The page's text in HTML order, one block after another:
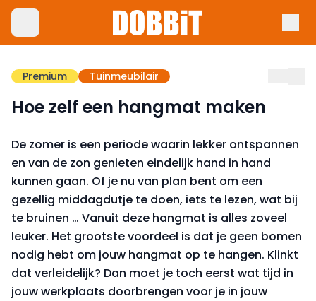
Premium Tuinmeubilair
Hoe zelf een hangmat maken
De zomer is een periode waarin lekker ontspannen
en van de zon genieten eindelijk hand in hand
kunnen gaan. Of je nu van plan bent om een
gezellig middagdutje te doen, iets te lezen, wat bij
te bruinen … Vanuit deze hangmat is alles zoveel
leuker. Het grootste voordeel is dat je geen bomen
nodig hebt om jouw hangmat op te hangen. Klinkt
dat verleidelijk? Dan moet je toch eerst wat tijd in
jouw werkplaats doorbrengen voor je in jouw